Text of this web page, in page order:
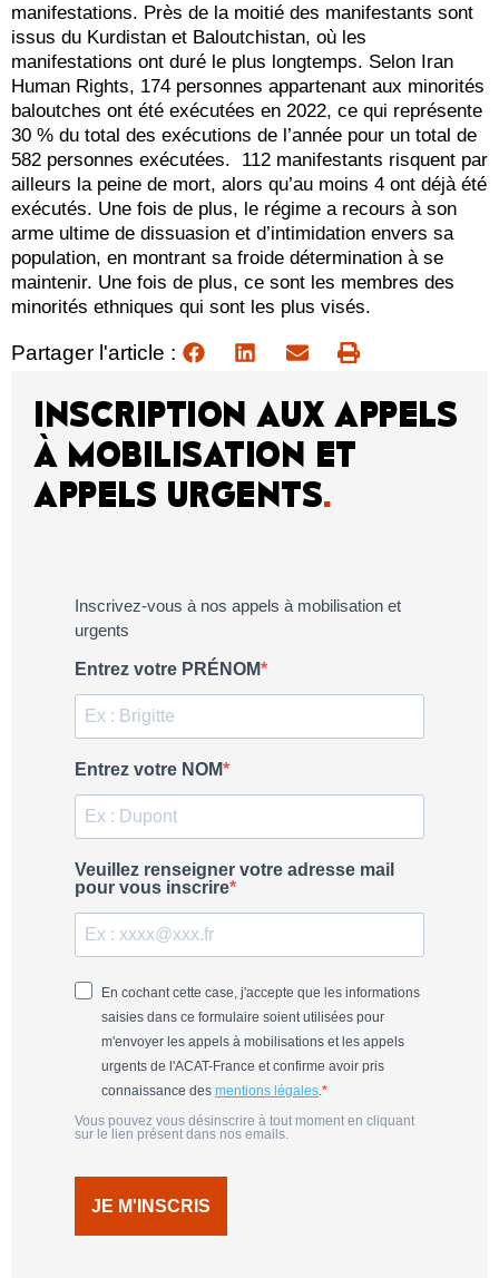
manifestations. Près de la moitié des manifestants sont
issus du Kurdistan et Baloutchistan, où les
manifestations ont duré le plus longtemps. Selon Iran
Human Rights, 174 personnes appartenant aux minorités
baloutches ont été exécutées en 2022, ce qui représente
30 % du total des exécutions de l’année pour un total de
582 personnes exécutées. 112 manifestants risquent par
ailleurs la peine de mort, alors qu’au moins 4 ont déjà été
exécutés. Une fois de plus, le régime a recours à son
arme ultime de dissuasion et d’intimidation envers sa
population, en montrant sa froide détermination à se
maintenir. Une fois de plus, ce sont les membres des
minorités ethniques qui sont les plus visés.
Partager l'article :
INSCRIPTION AUX APPELS
À MOBILISATION ET
APPELS URGENTS.
Inscrivez-vous à nos appels à mobilisation et
urgents
Entrez votre PRÉNOM
Entrez votre NOM
Veuillez renseigner votre adresse mail
pour vous inscrire
En cochant cette case, j'accepte que les informations
saisies dans ce formulaire soient utilisées pour
m'envoyer les appels à mobilisations et les appels
urgents de l'ACAT-France et confirme avoir pris
connaissance des mentions légales
Vous pouvez vous désinscrire à tout moment en cliquant
sur le lien présent dans nos emails.
JE M'INSCRIS